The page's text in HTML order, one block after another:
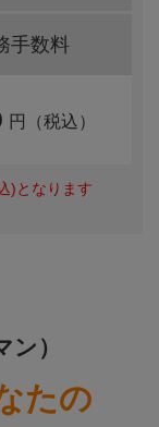
手数料
円（税込）
)となります
）
たの